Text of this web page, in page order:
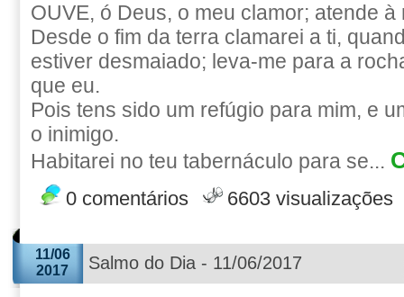
OUVE, ó Deus, o meu clamor; atende à
Desde o fim da terra clamarei a ti,
estiver desmaiado; leva-me para a
que eu.
Pois tens sido um refúgio para mim, e
o inimigo.
Habitarei no teu tabernáculo para se...
0 comentários 6603 visualizações
11/06
2017
Salmo do Dia - 11/06/2017